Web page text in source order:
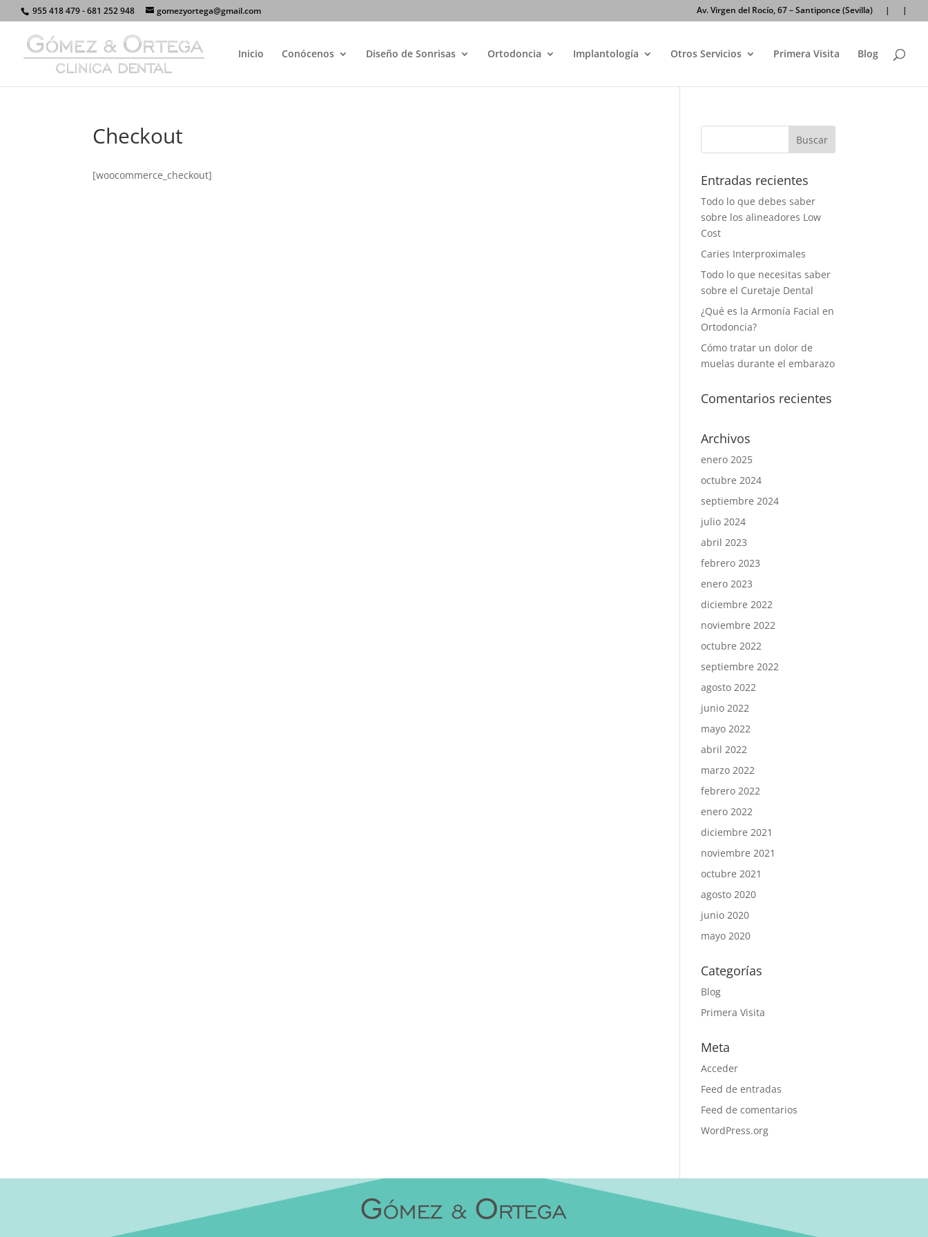
955 418 479 - 681 252 948 gomezyortega@gmail.com Av. Virgen del Rocío, 67 – Santiponce (Sevilla) | |
Inicio Conócenos Diseño de Sonrisas Ortodoncia Implantología Otros Servicios Primera Visita Blog
Checkout
[woocommerce_checkout] Entradas recientes
Todo lo que debes saber
sobre los alineadores Low
Cost
Caries Interproximales
Todo lo que necesitas saber
sobre el Curetaje Dental
¿Qué es la Armonía Facial en
Ortodoncia?
Cómo tratar un dolor de
muelas durante el embarazo
Comentarios recientes
Archivos
enero 2025
octubre 2024
septiembre 2024
julio 2024
abril 2023
febrero 2023
enero 2023
diciembre 2022
noviembre 2022
octubre 2022
septiembre 2022
agosto 2022
junio 2022
mayo 2022
abril 2022
marzo 2022
febrero 2022
enero 2022
diciembre 2021
noviembre 2021
octubre 2021
agosto 2020
junio 2020
mayo 2020
Categorías
Blog
Primera Visita
Meta
Acceder
Feed de entradas
Feed de comentarios
WordPress.org